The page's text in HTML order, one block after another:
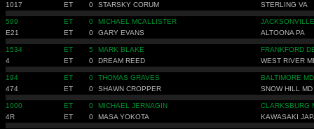
1017
ET 0 STARSKY CORUM STERLING VA
599 ET 0 MICHAEL MCALLISTER
E21
ET 0 GARY EVANS ALTOONA PA
1534 ET 5 MARK BLAKE
FRANKFORD
4
ET 0 DREAM REED WEST RIVER
194 ET 0 THOMAS GRAVES
BALTIMORE MD
474
ET 0 SHAWN CROPPER SNOW HILL MD
1000 ET 0 MICHAEL JERNAGIN
CLARKSBURG
4R
ET 0 MASA YOKOTA KAWASAKI